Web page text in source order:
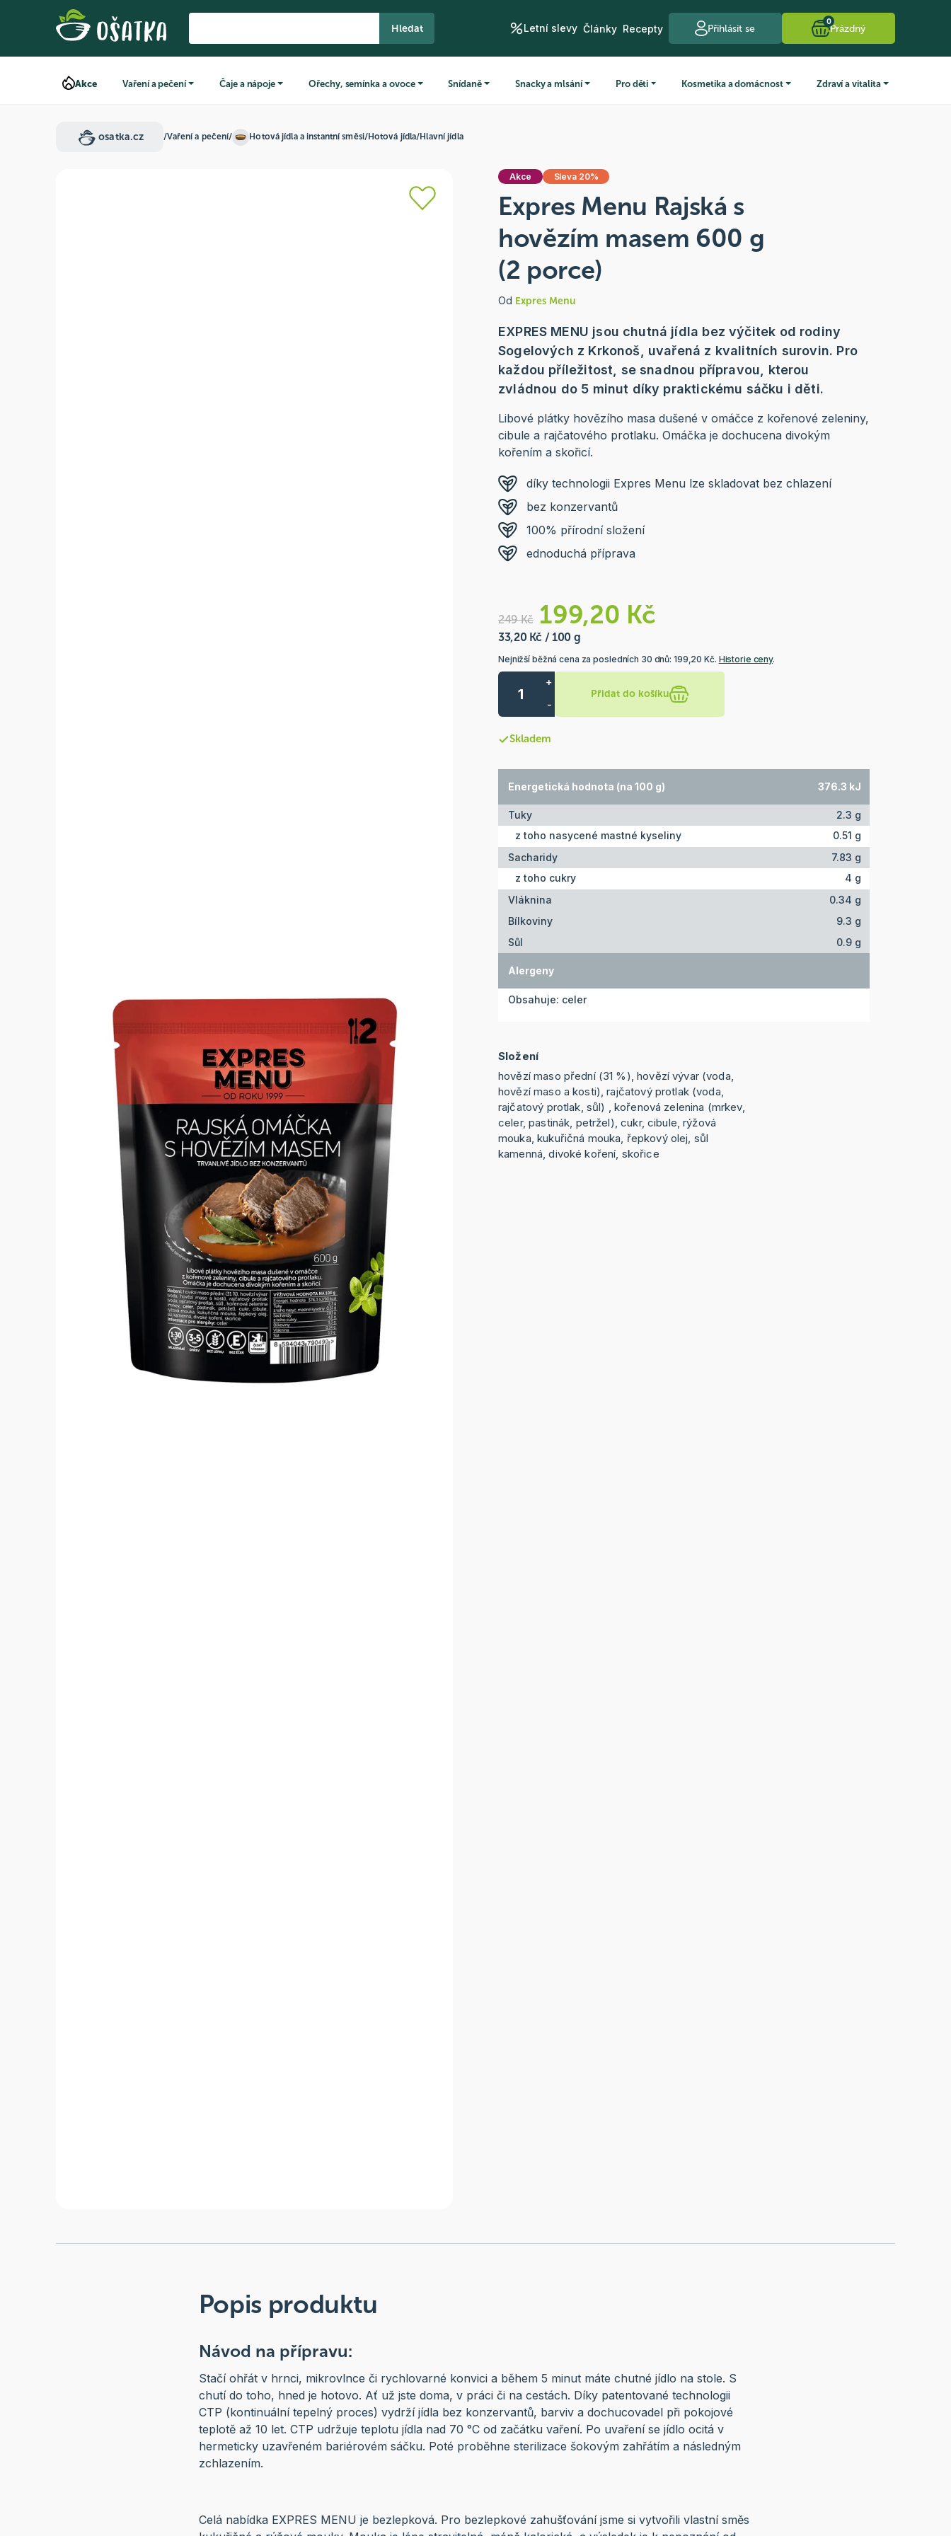
Hledat Letní slevy Články Recepty Přihlásit se
0
Prázdný
Akce Vaření a pečení Čaje a nápoje Ořechy, semínka a ovoce Snídaně Snacky a mlsání Pro děti Kosmetika a domácnost Zdraví a vitalita
osatka.cz /Vaření a pečení/ Hotová jídla a instantní směsi/Hotová jídla/Hlavní jídla
Akce Sleva 20%
Expres Menu Rajská s
hovězím masem 600 g
(2 porce)
Od Expres Menu
EXPRES MENU jsou chutná jídla bez výčitek od rodiny
Sogelových z Krkonoš, uvařená z kvalitních surovin. Pro
každou příležitost, se snadnou přípravou, kterou
zvládnou do 5 minut díky praktickému sáčku i děti.
Libové plátky hovězího masa dušené v omáčce z kořenové zeleniny,
cibule a rajčatového protlaku. Omáčka je dochucena divokým
kořením a skořicí.
díky technologii Expres Menu lze skladovat bez chlazení
bez konzervantů
100% přírodní složení
ednoduchá příprava
249 Kč 199,20 Kč
33,20 Kč / 100 g
Nejnižší běžná cena za posledních 30 dnů: 199,20 Kč. Historie ceny.
+
-
Přidat do košíku
Skladem
Energetická hodnota (na 100 g) 376.3 kJ
Tuky
2.3 g
z toho nasycené mastné kyseliny
0.51 g
Sacharidy
7.83 g
z toho cukry
4 g
Vláknina
0.34 g
Bílkoviny
9.3 g
Sůl
0.9 g
Alergeny
Obsahuje: celer
Složení
hovězí maso přední (31 %), hovězí vývar (voda,
hovězí maso a kosti), rajčatový protlak (voda,
rajčatový protlak, sůl) , kořenová zelenina (mrkev,
celer, pastinák, petržel), cukr, cibule, rýžová
mouka, kukuřičná mouka, řepkový olej, sůl
kamenná, divoké koření, skořice
Popis produktu
Návod na přípravu:
Stačí ohřát v hrnci, mikrovlnce či rychlovarné konvici a během 5 minut máte chutné jídlo na stole. S
chutí do toho, hned je hotovo. Ať už jste doma, v práci či na cestách. Díky patentované technologii
CTP (kontinuální tepelný proces) vydrží jídla bez konzervantů, barviv a dochucovadel při pokojové
teplotě až 10 let. CTP udržuje teplotu jídla nad 70 °C od začátku vaření. Po uvaření se jídlo ocitá v
hermeticky uzavřeném bariérovém sáčku. Poté proběhne sterilizace šokovým zahřátím a následným
zchlazením.
Celá nabídka EXPRES MENU je bezlepková. Pro bezlepkové zahušťování jsme si vytvořili vlastní směs